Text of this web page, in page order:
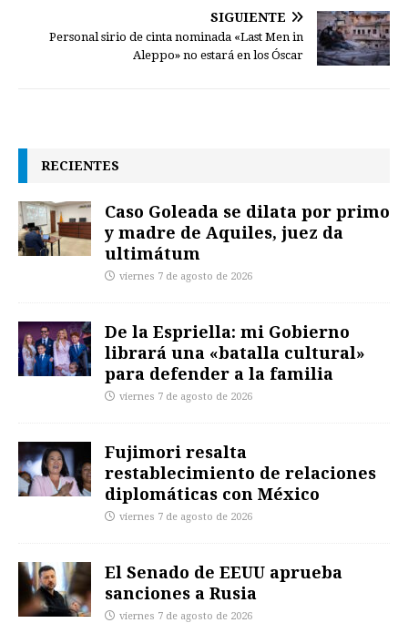
SIGUIENTE
Personal sirio de cinta nominada «Last Men in
Aleppo» no estará en los Óscar
RECIENTES
Caso Goleada se dilata por primo
y madre de Aquiles, juez da
ultimátum
viernes 7 de agosto de 2026
De la Espriella: mi Gobierno
librará una «batalla cultural»
para defender a la familia
viernes 7 de agosto de 2026
Fujimori resalta
restablecimiento de relaciones
diplomáticas con México
viernes 7 de agosto de 2026
El Senado de EEUU aprueba
sanciones a Rusia
viernes 7 de agosto de 2026